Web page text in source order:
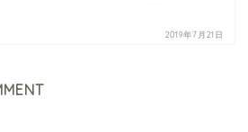
2019年7月21日